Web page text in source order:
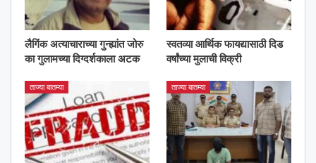
लैगिंक अत्याचाराच्या गुन्ह्यांत जोरु
का गुलामच्या दिग्दर्शकाला अटक
स्वतव्या आर्थिक फायद्यासाठी दिड
वर्षांच्या मुलाची विक्री
ताज्या बातम्या ताज्या बातम्या